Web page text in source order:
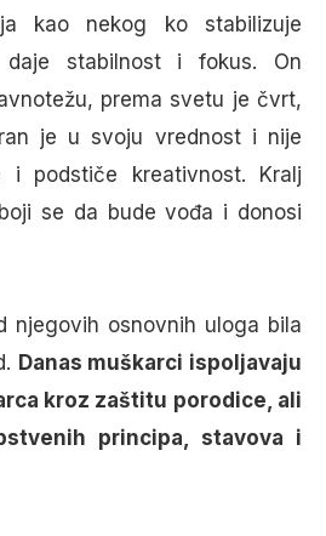
kao nekog ko stabilizuje
daje stabilnost i fokus. On
prema svetu je čvrt,
je u svoju vrednost i nije
i podstiče kreativnost. Kralj
se da bude vođa i donosi
njegovih osnovnih uloga bila
Danas muškarci ispoljavaju
kroz zaštitu porodice, ali
principa, stavova i